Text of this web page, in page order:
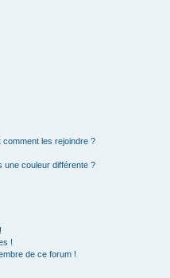
comment les rejoindre ?
une couleur différente ?
!
de ce forum !